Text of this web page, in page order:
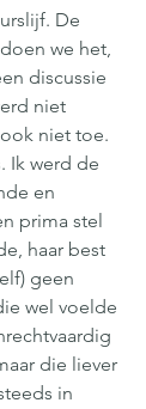
De
we het,
discussie
niet
niet toe.
Ik werd de
en
prima stel
haar best
geen
wel voelde
die liever
in